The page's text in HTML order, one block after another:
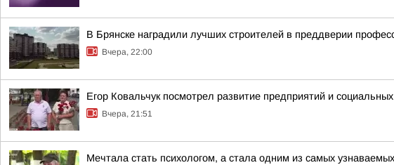
В Брянске наградили лучших строителей в преддверии
Вчера, 22:00
Егор Ковальчук посмотрел развитие предприятий и
Вчера, 21:51
Мечтала стать психологом, а стала одним из самых